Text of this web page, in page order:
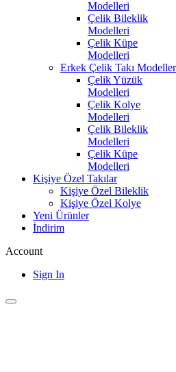
Modelleri
Çelik Bileklik
Modelleri
Çelik Küpe
Modelleri
Erkek Çelik Takı
Çelik Yüzük
Modelleri
Çelik Kolye
Modelleri
Çelik Bileklik
Modelleri
Çelik Küpe
Modelleri
Kişiye Özel Takılar
Kişiye Özel Bileklik
Kişiye Özel Kolye
Yeni Ürünler
İndirim
Account
Sign In